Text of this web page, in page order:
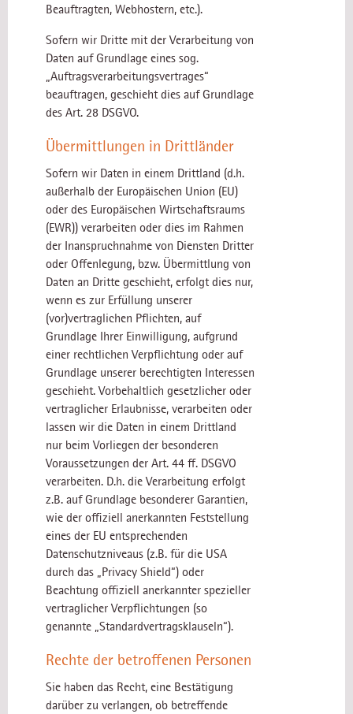
Beauftragten, Webhostern, etc.).
Sofern wir Dritte mit der Verarbeitung von
Daten auf Grundlage eines sog.
„Auftragsverarbeitungsvertrages“
beauftragen, geschieht dies auf Grundlage
des Art. 28 DSGVO.
Übermittlungen in Drittländer
Sofern wir Daten in einem Drittland (d.h.
außerhalb der Europäischen Union (EU)
oder des Europäischen Wirtschaftsraums
(EWR)) verarbeiten oder dies im Rahmen
der Inanspruchnahme von Diensten Dritter
oder Offenlegung, bzw. Übermittlung von
Daten an Dritte geschieht, erfolgt dies nur,
wenn es zur Erfüllung unserer
(vor)vertraglichen Pflichten, auf
Grundlage Ihrer Einwilligung, aufgrund
einer rechtlichen Verpflichtung oder auf
Grundlage unserer berechtigten Interessen
geschieht. Vorbehaltlich gesetzlicher oder
vertraglicher Erlaubnisse, verarbeiten oder
lassen wir die Daten in einem Drittland
nur beim Vorliegen der besonderen
Voraussetzungen der Art. 44 ff. DSGVO
verarbeiten. D.h. die Verarbeitung erfolgt
z.B. auf Grundlage besonderer Garantien,
wie der offiziell anerkannten Feststellung
eines der EU entsprechenden
Datenschutzniveaus (z.B. für die USA
durch das „Privacy Shield“) oder
Beachtung offiziell anerkannter spezieller
vertraglicher Verpflichtungen (so
genannte „Standardvertragsklauseln“).
Rechte der betroffenen Personen
Sie haben das Recht, eine Bestätigung
darüber zu verlangen, ob betreffende